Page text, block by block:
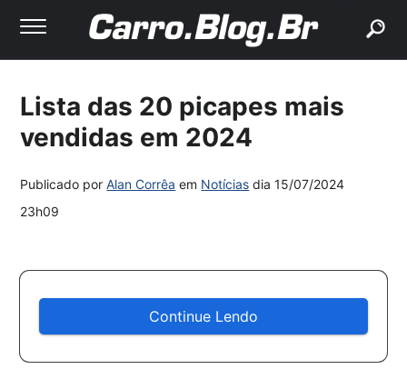
Lista das 20 picapes mais
vendidas em 2024
Publicado porAlan Corrêa em Notícias dia15/07/2024
23h09
Continue Lendo